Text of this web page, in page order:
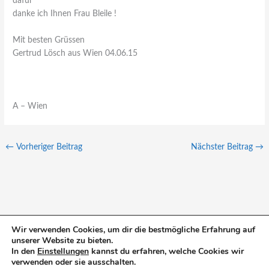
danke ich Ihnen Frau Bleile !
Mit besten Grüssen
Gertrud Lösch aus Wien 04.06.15
A – Wien
← Vorheriger Beitrag Nächster Beitrag →
S
Wir verwenden Cookies, um dir die bestmögliche Erfahrung auf
unserer Website zu bieten.
In den Einstellungen kannst du erfahren, welche Cookies wir
verwenden oder sie ausschalten.